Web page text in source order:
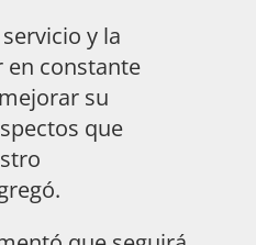
y la
en constante
su
que